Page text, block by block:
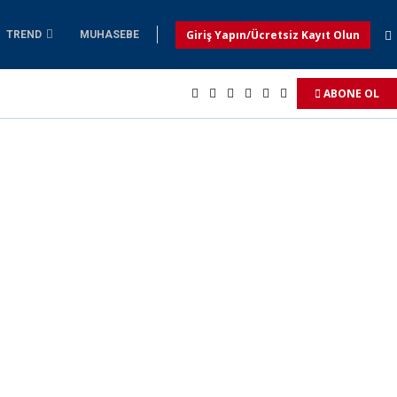
TREND MUHASEBE Giriş Yapın/Ücretsiz Kayıt Olun
ABONE OL